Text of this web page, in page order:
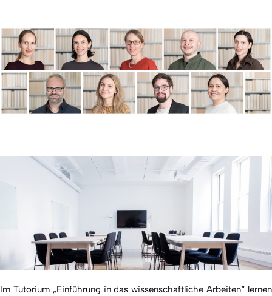
Im Tutorium „Einführung in das wissenschaftliche Arbeiten“ lernen